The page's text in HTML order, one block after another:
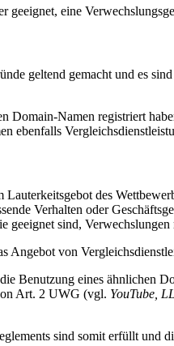
geeignet, eine
geltend gemacht und es
Domain-Namen registriert
ebenfalls
Lauterkeitsgebot des
Verhalten oder
sind,
von
Benutzung eines ähnlichen
Art. 2 UWG (vgl. YouTube,
sind somit erfüllt